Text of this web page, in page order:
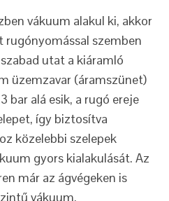
vákuum alakul ki, akkor
szemben
utat a kiáramló
üzemzavar (áramszünet)
bar alá esik, a rugó ereje
így biztosítva
közelebbi szelepek
gyors kialakulását. Az
már az ágvégeken is
vákuum.